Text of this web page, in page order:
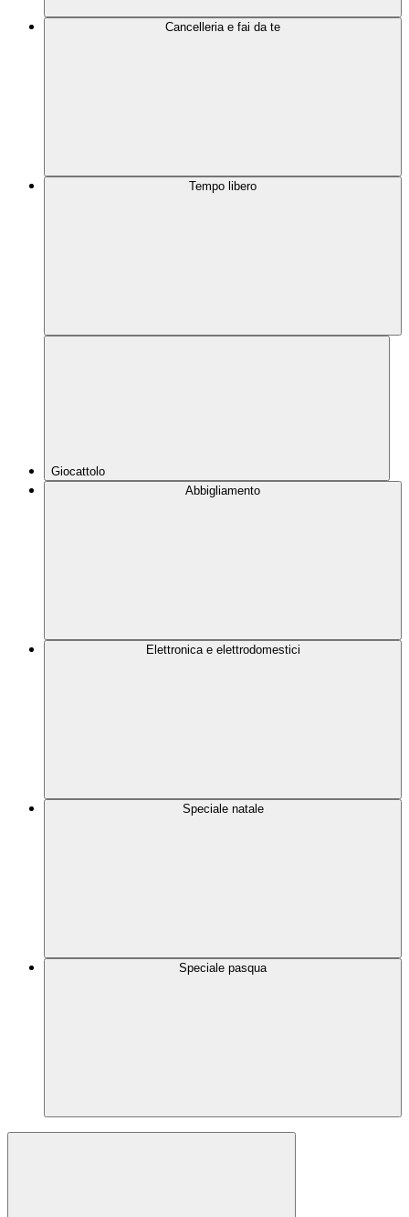
Cancelleria e fai da te
Tempo libero
Giocattolo
Abbigliamento
Elettronica e elettrodomestici
Speciale natale
Speciale pasqua